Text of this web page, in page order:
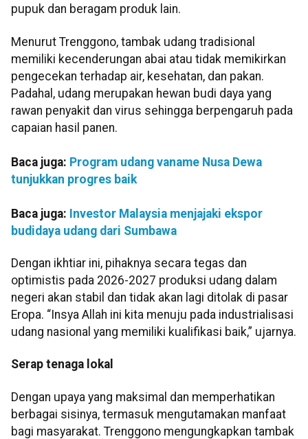
pupuk dan beragam produk lain.
Menurut Trenggono, tambak udang tradisional
memiliki kecenderungan abai atau tidak memikirkan
pengecekan terhadap air, kesehatan, dan pakan.
Padahal, udang merupakan hewan budi daya yang
rawan penyakit dan virus sehingga berpengaruh pada
capaian hasil panen.
Baca juga: Program udang vaname Nusa Dewa
tunjukkan progres baik
Baca juga: Investor Malaysia menjajaki ekspor
budidaya udang dari Sumbawa
Dengan ikhtiar ini, pihaknya secara tegas dan
optimistis pada 2026-2027 produksi udang dalam
negeri akan stabil dan tidak akan lagi ditolak di pasar
Eropa. “Insya Allah ini kita menuju pada industrialisasi
udang nasional yang memiliki kualifikasi baik,” ujarnya.
Serap tenaga lokal
Dengan upaya yang maksimal dan memperhatikan
berbagai sisinya, termasuk mengutamakan manfaat
bagi masyarakat. Trenggono mengungkapkan tambak